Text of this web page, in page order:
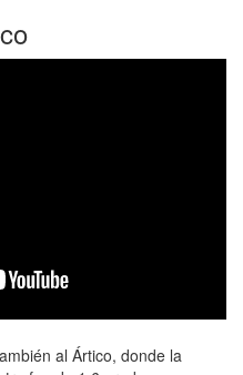
al Ártico, donde la